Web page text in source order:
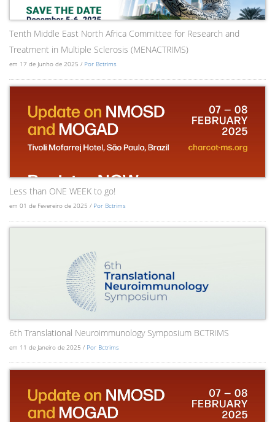
Tenth Middle East North Africa Committee for Research and
Treatment in Multiple Sclerosis (MENACTRIMS)
em 17 de Junho de 2025 / Por Bctrims
Less than ONE WEEK to go!
em 01 de Fevereiro de 2025 / Por Bctrims
6th Translational Neuroimmunology Symposium BCTRIMS
em 11 de Janeiro de 2025 / Por Bctrims